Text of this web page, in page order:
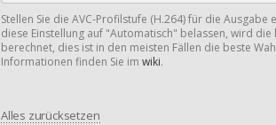
Stellen Sie die AVC-Profilstufe (H.264) für die Ausgabe
diese Einstellung auf "Automatisch" belassen, wird die
berechnet, dies ist in den meisten Fällen die beste
Informationen finden Sie im wiki.
Alles zurücksetzen